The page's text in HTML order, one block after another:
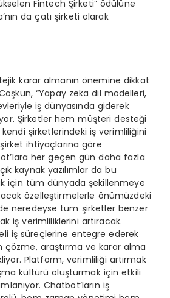
Fintech Şirketi” ödülüne
da çatı şirketi olarak
karar almanın önemine dikkat
“Yapay zeka dil modelleri,
iş dünyasında giderek
Şirketler hem müşteri desteği
şirketlerindeki iş verimliliğini
ihtiyaçlarına göre
her geçen gün daha fazla
kaynak yazılımlar da bu
için tüm dünyada şekillenmeye
özelleştirmelerle önümüzdeki
neredeyse tüm şirketler benzer
iş verimliliklerini artıracak.
iş süreçlerine entegre ederek
çözme, araştırma ve karar alma
Platform, verimliliği artırmak
kültürü oluşturmak için etkili
Chatbot’ların iş